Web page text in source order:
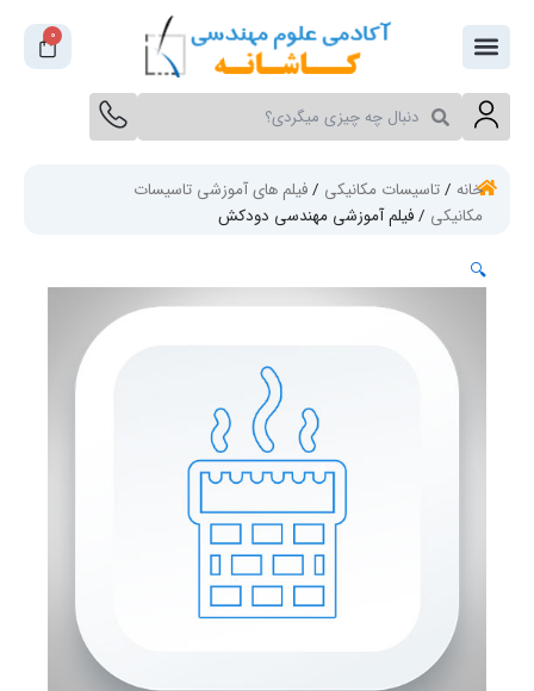
0سبد
خرید
جستجو
کنید
جستجو
کنید
خانه/تاسیسات مکانیکی/فیلم های آموزشی تاسیسات
مکانیکی/ فیلم آموزشی مهندسی دودکش
🔍